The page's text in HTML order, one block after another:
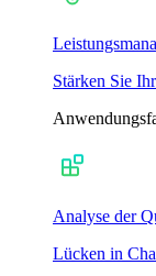
Stärken Sie
Analyse der
Lücken in